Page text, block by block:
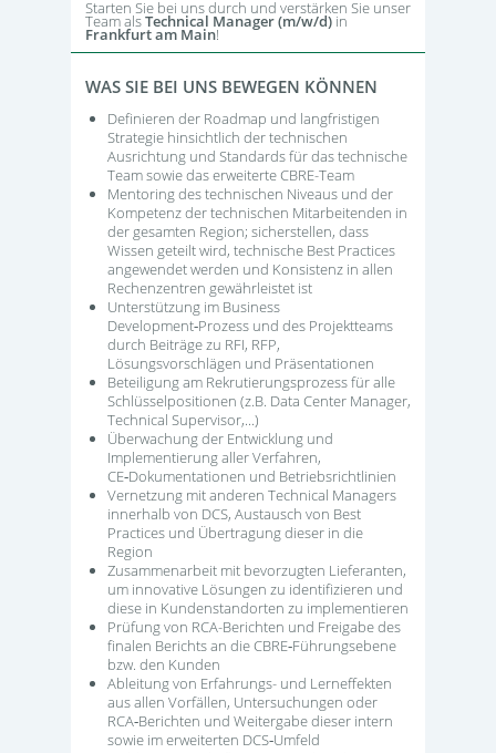
Starten Sie bei uns durch und verstärken Sie unser
Team alsTechnical Manager (m/w/d) in
Frankfurt am Main!
WAS SIE BEI UNS BEWEGEN KÖNNEN
Definieren der Roadmap und langfristigen
Strategie hinsichtlich der technischen
Ausrichtung und Standards für das technische
Team sowie das erweiterte CBRE-Team
Mentoring des technischen Niveaus und der
Kompetenz der technischen Mitarbeitenden in
der gesamten Region; sicherstellen, dass
Wissen geteilt wird, technische Best Practices
angewendet werden und Konsistenz in allen
Rechenzentren gewährleistet ist
Unterstützung im Business
Development‑Prozess und des Projektteams
durch Beiträge zu RFI, RFP,
Lösungsvorschlägen und Präsentationen
Beteiligung am Rekrutierungsprozess für alle
Schlüsselpositionen (z.B. Data Center Manager,
Technical Supervisor,...)
Überwachung der Entwicklung und
Implementierung aller Verfahren,
CE‑Dokumentationen und Betriebsrichtlinien
Vernetzung mit anderen Technical Managers
innerhalb von DCS, Austausch von Best
Practices und Übertragung dieser in die
Region
Zusammenarbeit mit bevorzugten Lieferanten,
um innovative Lösungen zu identifizieren und
diese in Kundenstandorten zu implementieren
Prüfung von RCA-Berichten und Freigabe des
finalen Berichts an die CBRE‑Führungsebene
bzw. den Kunden
Ableitung von Erfahrungs- und Lerneffekten
aus allen Vorfällen, Untersuchungen oder
RCA‑Berichten und Weitergabe dieser intern
sowie im erweiterten DCS‑Umfeld